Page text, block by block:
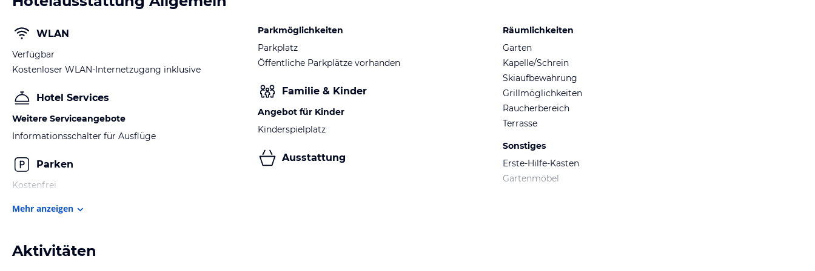
WLAN
Verfügbar
Kostenloser WLAN-Internetzugang inklusive
Hotel Services
Weitere Serviceangebote
Informationsschalter für Ausflüge
Parken
Kostenfrei
Parkmöglichkeiten
Parkplatz
Öffentliche Parkplätze vorhanden
Familie & Kinder
Angebot für Kinder
Kinderspielplatz
Ausstattung
Räumlichkeiten
Garten
Kapelle/Schrein
Skiaufbewahrung
Grillmöglichkeiten
Raucherbereich
Terrasse
Sonstiges
Erste-Hilfe-Kasten
Gartenmöbel
Mehr anzeigen
Aktivitäten